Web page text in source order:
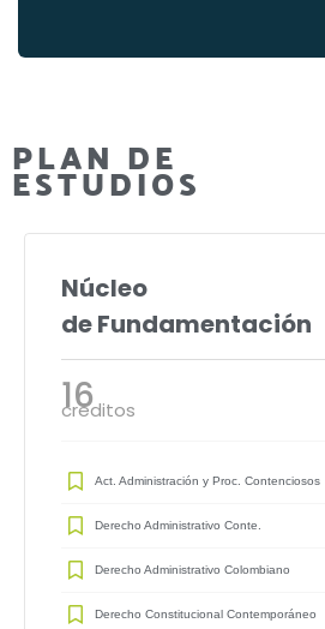
PLAN DE
ESTUDIOS
Núcleo
de Fundamentación
16
créditos
Act. Administración y Proc. Contenciosos
Derecho Administrativo Conte.
Derecho Administrativo Colombiano
Derecho Constitucional Contemporáneo